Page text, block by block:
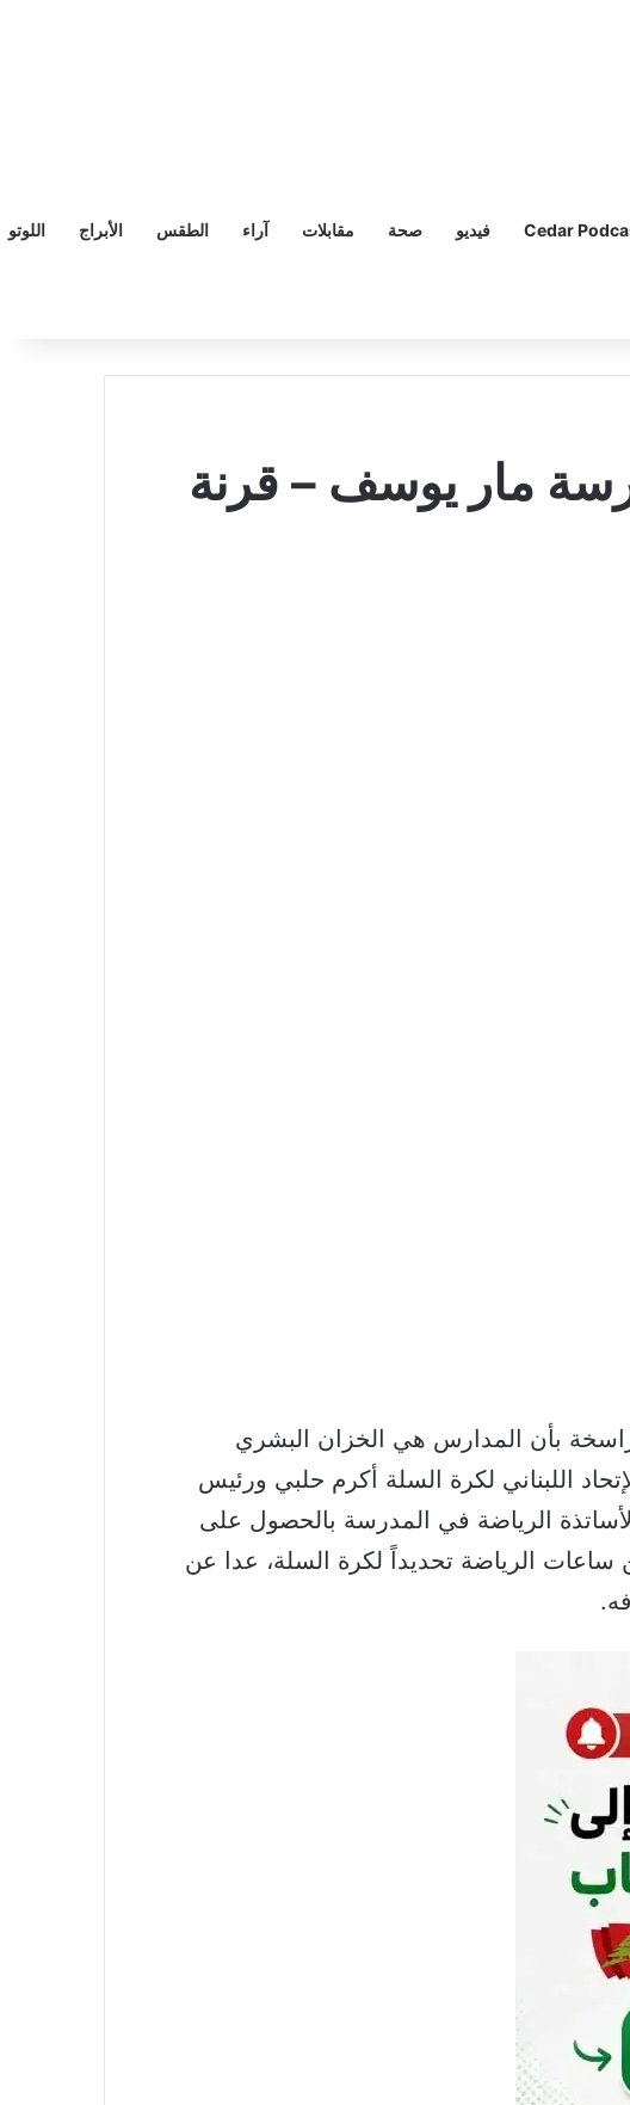
Cedar فيديو صحة مقابلات آراء الطقس الأبراج اللوتو
مار يوسف – قرنة
بأن المدارس هي الخزان البشري
اللبناني لكرة السلة أكرم حلبي ورئيس
الرياضة في المدرسة بالحصول على
الرياضة تحديداً لكرة السلة، عدا عن